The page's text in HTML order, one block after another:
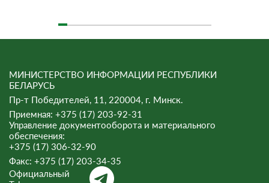
МИНИСТЕРСТВО ИНФОРМАЦИИ РЕСПУБЛИКИ
БЕЛАРУСЬ
Пр-т Победителей, 11, 220004, г. Минск.
Приемная: +375 (17) 203-92-31
Управление документооборота и материального
обеспечения:
+375 (17) 306-32-90
Факс: +375 (17) 203-34-35
Официальный